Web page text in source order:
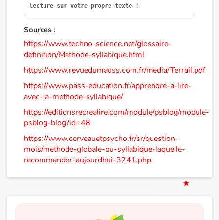
lecture sur votre propre texte !
Sources :
https://www.techno-science.net/glossaire-
definition/Methode-syllabique.html
https://www.revuedumauss.com.fr/media/Terrail.pdf
https://www.pass-education.fr/apprendre-a-lire-
avec-la-methode-syllabique/
https://editionsrecrealire.com/module/psblog/module-
psblog-blog?id=48
https://www.cerveauetpsycho.fr/sr/question-
mois/methode-globale-ou-syllabique-laquelle-
recommander-aujourdhui-3741.php